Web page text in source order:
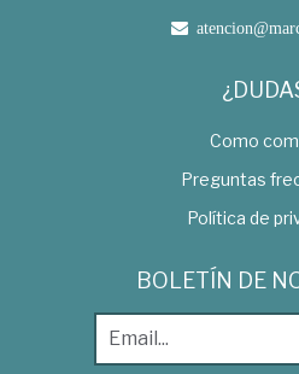
Como
Preguntas
Política de
BOLETÍN DE